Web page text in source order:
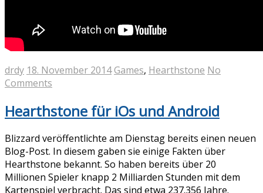
drdy 18. November 2014 Games, Hearthstone No
Comments
Hearthstone für iOs und Android
Blizzard veröffentlichte am Dienstag bereits einen neuen
Blog-Post. In diesem gaben sie einige Fakten über
Hearthstone bekannt. So haben bereits über 20
Millionen Spieler knapp 2 Milliarden Stunden mit dem
Kartenspiel verbracht. Das sind etwa 237.356 Jahre.